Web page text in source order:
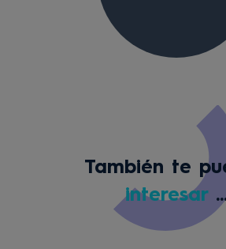
También te
interesar